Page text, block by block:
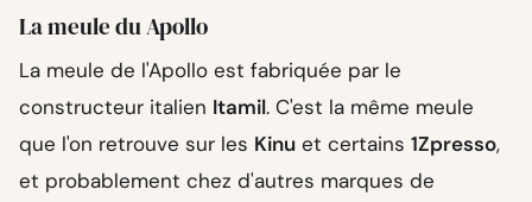
La meule du Apollo
La meule de l'Apollo est fabriquée par le
constructeur italien Itamil. C'est la même meule
que l'on retrouve sur les Kinu et certains 1Zpresso,
et probablement chez d'autres marques de